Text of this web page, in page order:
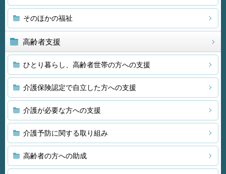
そのほかの福祉
高齢者支援
ひとり暮らし、高齢者世帯の方への支援
介護保険認定で自立した方への支援
介護が必要な方への支援
介護予防に関する取り組み
高齢者の方への助成